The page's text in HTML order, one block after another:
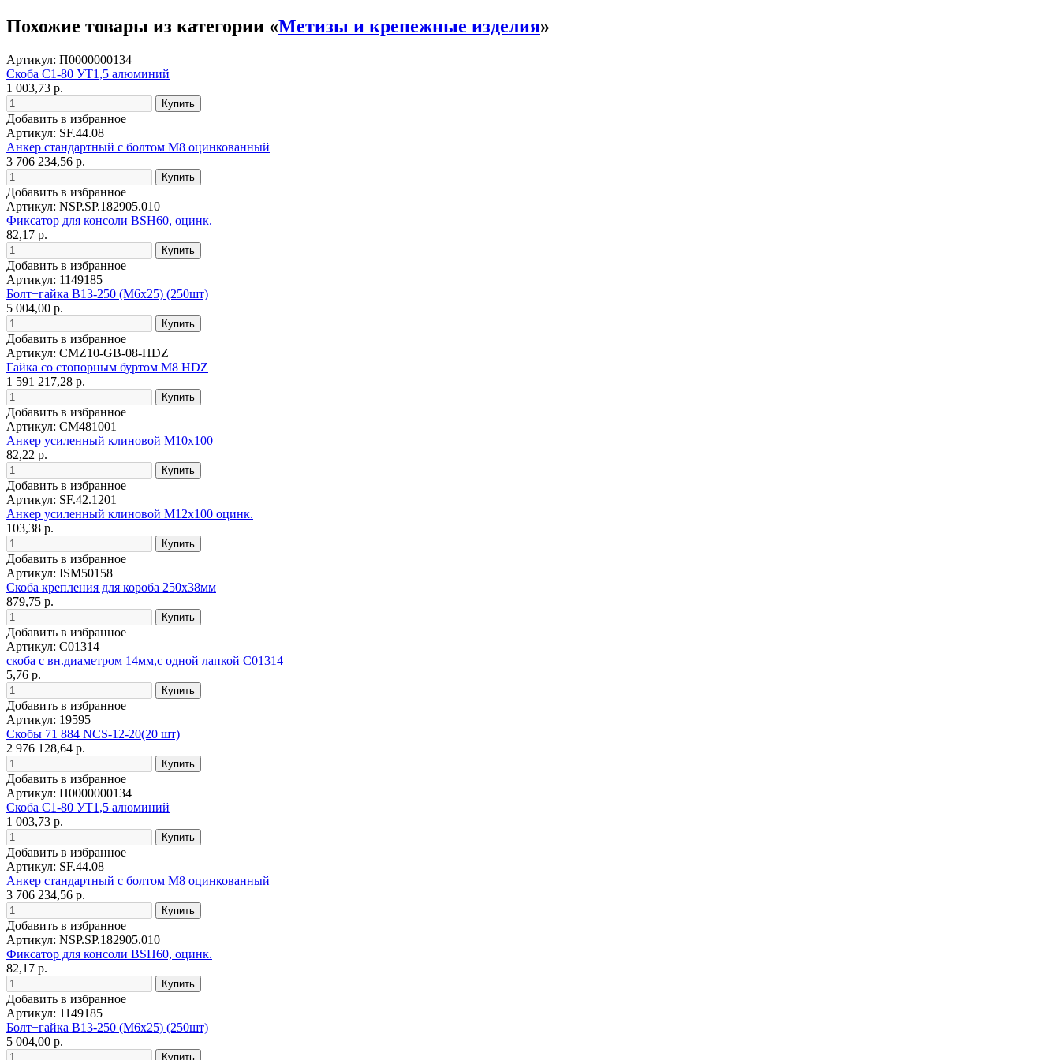
Похожие товары из категории «Метизы и крепежные изделия»
Артикул: П0000000134
Скоба С1-80 УТ1,5 алюминий
1 003,73 р.
Добавить в избранное
Артикул: SF.44.08
Анкер стандартный с болтом М8 оцинкованный
3 706 234,56 р.
Добавить в избранное
Артикул: NSP.SP.182905.010
Фиксатор для консоли BSH60, оцинк.
82,17 р.
Добавить в избранное
Артикул: 1149185
Болт+гайка В13-250 (М6х25) (250шт)
5 004,00 р.
Добавить в избранное
Артикул: CMZ10-GB-08-HDZ
Гайка со стопорным буртом М8 HDZ
1 591 217,28 р.
Добавить в избранное
Артикул: CM481001
Анкер усиленный клиновой М10х100
82,22 р.
Добавить в избранное
Артикул: SF.42.1201
Анкер усиленный клиновой М12х100 оцинк.
103,38 р.
Добавить в избранное
Артикул: ISM50158
Скоба крепления для короба 250х38мм
879,75 р.
Добавить в избранное
Артикул: С01314
скоба с вн.диаметром 14мм,с одной лапкой С01314
5,76 р.
Добавить в избранное
Артикул: 19595
Скобы 71 884 NCS-12-20(20 шт)
2 976 128,64 р.
Добавить в избранное
Артикул: П0000000134
Скоба С1-80 УТ1,5 алюминий
1 003,73 р.
Добавить в избранное
Артикул: SF.44.08
Анкер стандартный с болтом М8 оцинкованный
3 706 234,56 р.
Добавить в избранное
Артикул: NSP.SP.182905.010
Фиксатор для консоли BSH60, оцинк.
82,17 р.
Добавить в избранное
Артикул: 1149185
Болт+гайка В13-250 (М6х25) (250шт)
5 004,00 р.